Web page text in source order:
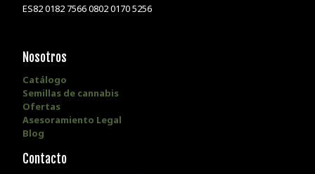
ES82 0182 7566 0802 0170 5256
Nosotros
Catálogo
Semillas de cannabis
Ofertas
Asesoramiento Legal
Blog
Contacto